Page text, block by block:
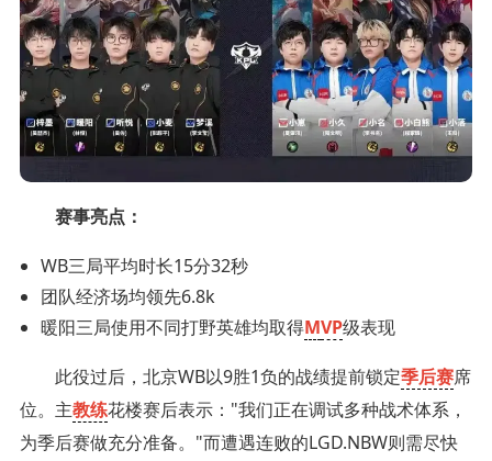
赛事亮点：
WB三局平均时长15分32秒
团队经济场均领先6.8k
暖阳三局使用不同打野英雄均取得MVP级表现
此役过后，北京WB以9胜1负的战绩提前锁定季后赛席
位。主教练花楼赛后表示："我们正在调试多种战术体系，
为季后赛做充分准备。"而遭遇连败的LGD.NBW则需尽快